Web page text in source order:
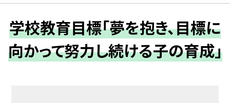
学校教育目標「夢を抱き、目標に
向かって努力し続ける子の育成」